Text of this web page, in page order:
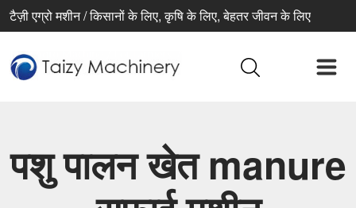
टैज़ी एग्रो मशीन / किसानों के लिए, कृषि के लिए, बेहतर जीवन के लिए
पशु पालन खेत manure